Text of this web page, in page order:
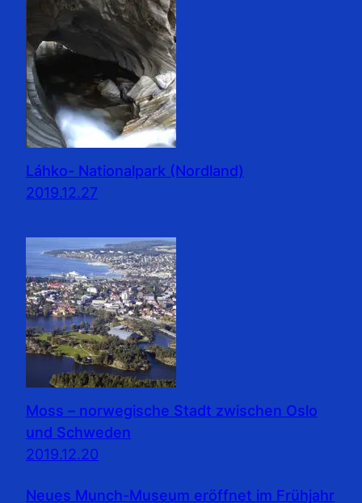
Láhko- Nationalpark (Nordland)
2019.12.27
Moss – norwegische Stadt zwischen Oslo
und Schweden
2019.12.20
Neues Munch-Museum eröffnet im Frühjahr